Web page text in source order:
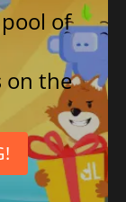
of
on the